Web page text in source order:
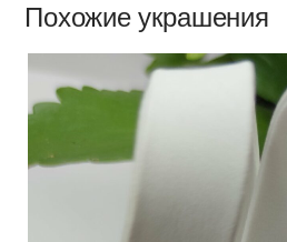
Похожие украшения